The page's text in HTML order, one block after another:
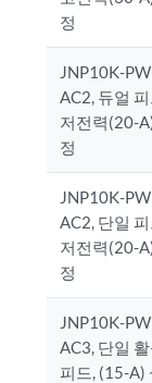
정
JNP10K-
AC2, 듀얼
저전력(20-
정
JNP10K-
AC2, 단일
저전력(20-
정
JNP10K-
AC3, 단일 활
피드, (15-A)